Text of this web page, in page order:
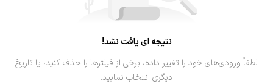
نتیجه ای یافت نشد!
لطفاً ورودی‌های خود را تغییر داده، برخی از فیلترها را حذف کنید، یا تاریخ
دیگری انتخاب نمایید.